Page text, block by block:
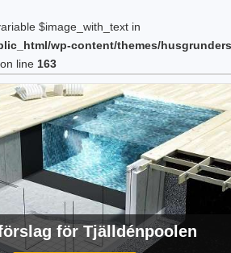
$image_with_text in
wp-content/themes/
on line 163
för Tjälldénpoolen